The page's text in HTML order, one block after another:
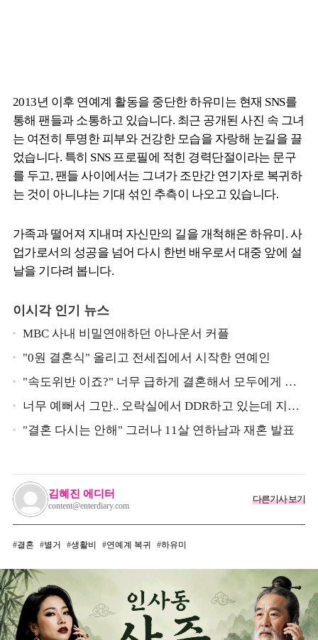
2013년 이후 연예계 활동을 중단한 하유미는 현재 SNS를
통해 팬들과 소통하고 있습니다. 최근 공개된 사진 속 그녀
는 여전히 투명한 피부와 건강한 모습을 자랑해 눈길을 끌
었습니다. 특히 SNS 프로필에 적힌 경력단절이라는 문구
를 두고, 팬들 사이에서는 그녀가 조만간 연기자로 복귀하
는 것이 아니냐는 기대 섞인 추측이 나오고 있습니다.
가족과 떨어져 지내며 자신만의 길을 개척해온 하유미. 사
업가로서의 성공을 넘어 다시 한번 배우로서 대중 앞에 설
날을 기다려 봅니다.
이시각 인기 뉴스
MBC 사내 비밀연애하던 아나운서 커플
"0원 결혼식" 올리고 전세집에서 시작한 연예인
"속도위반 이죠?" 너무 급하게 결혼해서 모두에게 의
심 받았던 스타
너무 예뻐서 그만.. 오락실에서 DDR하고 있는데 지나
가던 이상민이 캐스팅했다는 연예인
"결혼 다시는 안해" 그러나 11살 연하남과 재혼 발표
김혜진 에디터
content@enterdiary.com
다른기사 보기
결혼 별거 생활비 연예계 복귀 하유미